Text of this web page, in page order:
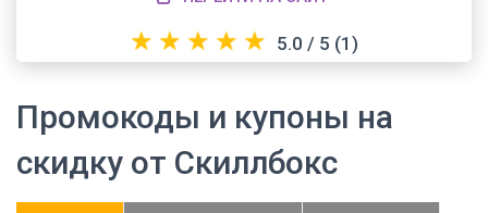
★ ★ ★ ★ ★ 5.0 / 5 (1)
Промокоды и купоны на
скидку от Скиллбокс